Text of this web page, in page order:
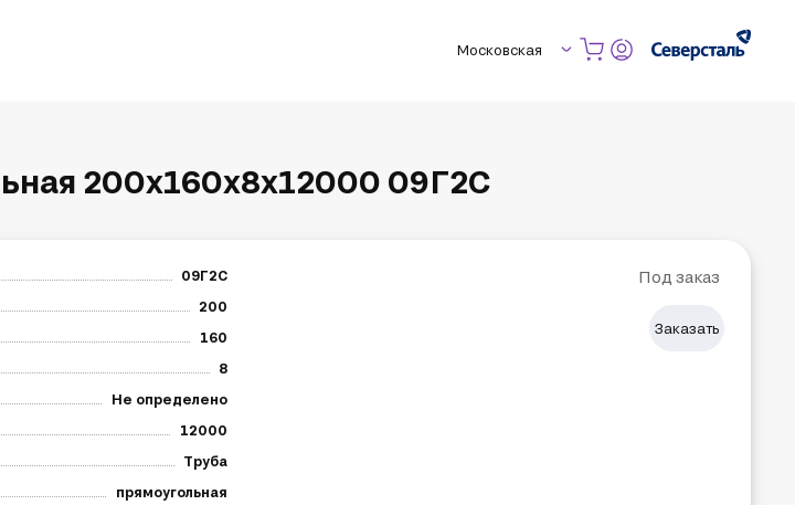
Московская
200х160х8х12000 09Г2С
Под заказ
Заказать
09Г2С
200
160
8
Не определено
12000
Труба
прямоугольная